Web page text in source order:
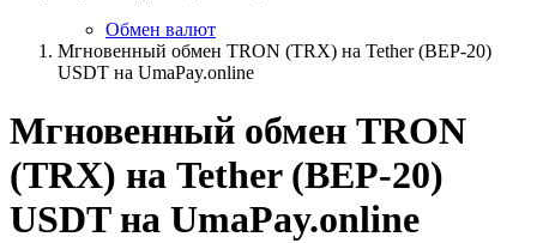
Обмен валют
Мгновенный обмен TRON (TRX) на Tether (BEP-20)
USDT на UmaPay.online
Мгновенный обмен TRON
(TRX) на Tether (BEP-20)
USDT на UmaPay.online